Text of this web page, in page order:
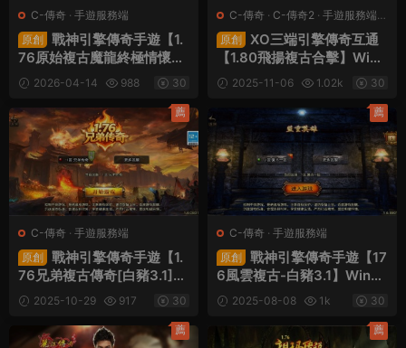
C-傳奇 · 手遊服務端
原創
戰神引擎傳奇手遊【1.
76原始複古魔龍終極情懷版
[小蘭插件免授權]】Win一
鍵服務端+安卓蘋果雙端+G
M授權後台+視頻架設教程
2026-04-14 988 30
C-傳奇 · C-傳奇2 · 手遊服務端·
端遊服務端
原創
XO三端引擎傳奇互通
【1.80飛揚複古合擊】Win
一鍵服務端+PC安卓蘋果三
端+加密工具+視頻架設教程
2025-11-06 1.02k 30
C-傳奇 · 手遊服務端
原創
戰神引擎傳奇手遊【1.
76兄弟複古傳奇[白豬3.1]】
Win一鍵服務端+安卓蘋果雙
端+GM授權後台+視頻架設
教程
2025-10-29 917 30
薦
C-傳奇 · 手遊服務端
原創
戰神引擎傳奇手遊【17
6風雲複古-白豬3.1】Win一
鍵服務端+安卓蘋果雙端+G
M授權物品後台+視頻架設教
2025-08-08 1k 30
薦
薦 薦